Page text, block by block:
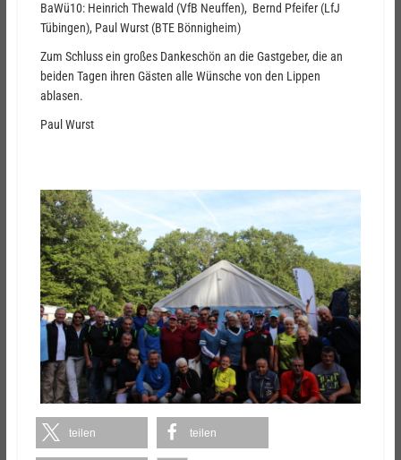
BaWü10: Heinrich Thewald (VfB Neuffen), Bernd Pfeifer (LfJ
Tübingen), Paul Wurst (BTE Bönnigheim)
Zum Schluss ein großes Dankeschön an die Gastgeber, die an
beiden Tagen ihren Gästen alle Wünsche von den Lippen
ablasen.
Paul Wurst
teilen teilen